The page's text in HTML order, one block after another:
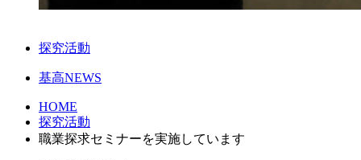
探究活動
基高NEWS
HOME
探究活動
職業探求セミナーを実施しています